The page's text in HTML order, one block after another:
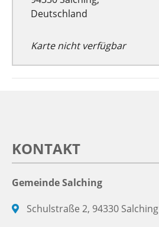
Deutschland
Karte nicht verfügbar
KONTAKT
Gemeinde Salching
Schulstraße 2, 94330 Salching